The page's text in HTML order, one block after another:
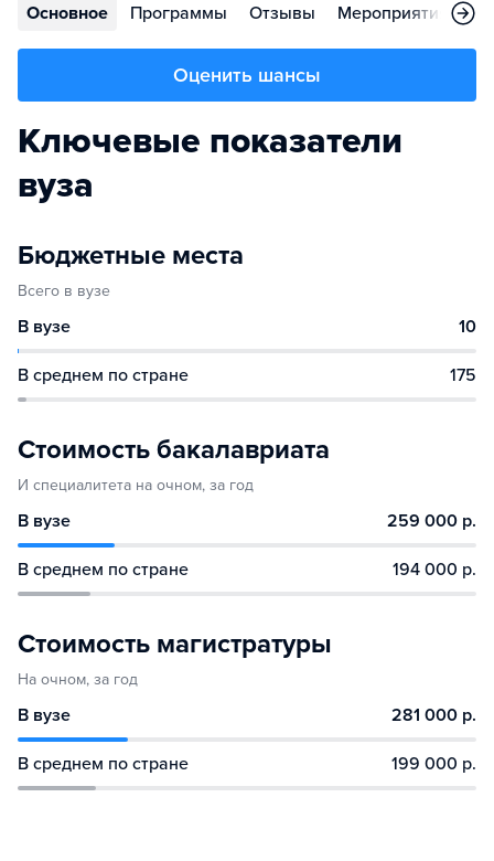
Основное Программы Отзывы Мероприятия
Оценить шансы
Ключевые показатели
вуза
Бюджетные места
Всего в вузе
В вузе 10
В среднем по стране 175
Стоимость бакалавриата
И специалитета на очном, за год
В вузе 259 000 р.
В среднем по стране 194 000 р.
Стоимость магистратуры
На очном, за год
В вузе 281 000 р.
В среднем по стране 199 000 р.